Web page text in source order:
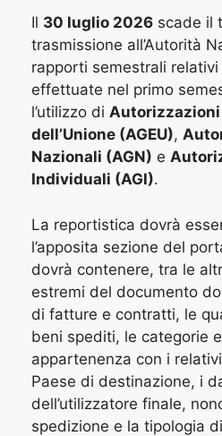
Il 30 luglio 2026 scade il
trasmissione all’Autorità
rapporti semestrali
effettuate nel primo
l’utilizzo di Autorizzazioni
dell’Unione (AGEU),
Nazionali (AGN) e
Individuali (AGI).
La reportistica dovrà
l’apposita sezione del
dovrà contenere, tra le
estremi del documento
di fatture e contratti, le
beni spediti, le categorie
appartenenza con i
Paese di destinazione, i
dell’utilizzatore finale,
spedizione e la tipologia